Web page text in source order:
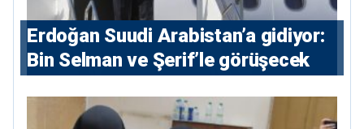
Erdoğan Suudi Arabistan’a gidiyor:
Bin Selman ve Şerif’le görüşecek